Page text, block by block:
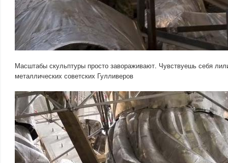
Масштабы скульптуры просто завораживают. Чувствуешь себя
металлических советских Гулливеров